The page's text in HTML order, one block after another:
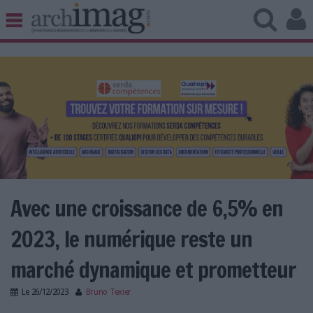
BIBLIOTHÈQUE ÉDITION
UNIVERS DATA
TRAVAIL COLLABORATIF
VIE NUMÉRIQUE
NUMÉRIQUE RESPONSABLE
LES DOSSIERS
LES NEWSLETTERS
LE MAGAZINE
Avec une croissance de 6,5% en
2023, le numérique reste un
marché dynamique et prometteur
Le 26/12/2023 Bruno Texier